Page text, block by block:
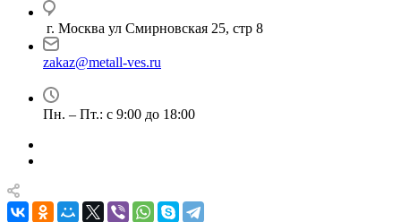
г. Москва ул Смирновская 25, стр 8
zakaz@metall-ves.ru
Пн. – Пт.: с 9:00 до 18:00